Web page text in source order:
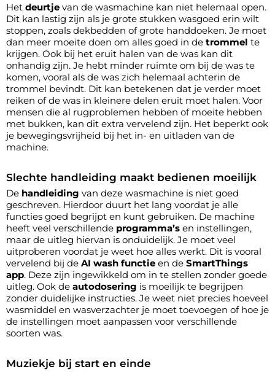
Het deurtje van de wasmachine kan niet helemaal open.
Dit kan lastig zijn als je grote stukken wasgoed erin wilt
stoppen, zoals dekbedden of grote handdoeken. Je moet
dan meer moeite doen om alles goed in de trommel te
krijgen. Ook bij het eruit halen van de was kan dit
onhandig zijn. Je hebt minder ruimte om bij de was te
komen, vooral als de was zich helemaal achterin de
trommel bevindt. Dit kan betekenen dat je verder moet
reiken of de was in kleinere delen eruit moet halen. Voor
mensen die al rugproblemen hebben of moeite hebben
met bukken, kan dit extra vervelend zijn. Het beperkt ook
je bewegingsvrijheid bij het in- en uitladen van de
machine.
Slechte handleiding maakt bedienen moeilijk
De handleiding van deze wasmachine is niet goed
geschreven. Hierdoor duurt het lang voordat je alle
functies goed begrijpt en kunt gebruiken. De machine
heeft veel verschillende programma’s en instellingen,
maar de uitleg hiervan is onduidelijk. Je moet veel
uitproberen voordat je weet hoe alles werkt. Dit is vooral
vervelend bij de AI wash functie en de SmartThings
app. Deze zijn ingewikkeld om in te stellen zonder goede
uitleg. Ook de autodosering is moeilijk te begrijpen
zonder duidelijke instructies. Je weet niet precies hoeveel
wasmiddel en wasverzachter je moet toevoegen of hoe je
de instellingen moet aanpassen voor verschillende
soorten was.
Muziekje bij start en einde